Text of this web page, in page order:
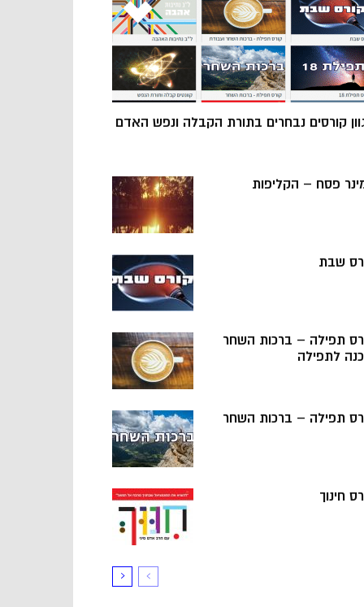
קורסים נבחרים בתורת הקבלה ונפש האדם
פסח – הקליפות
שבת
תפילה – ברכות השחר
לתפילה
תפילה – ברכות השחר
חינוך